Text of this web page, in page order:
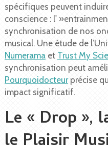
spécifiques peuvent
conscience : l'
synchronisation de nos
musical. Une étude de
Numeramaet Trust My
synchronisation peut
Pourquoidocteurprécise
impact significatif.
Le « Drop »,